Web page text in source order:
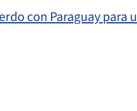
con Paraguay para